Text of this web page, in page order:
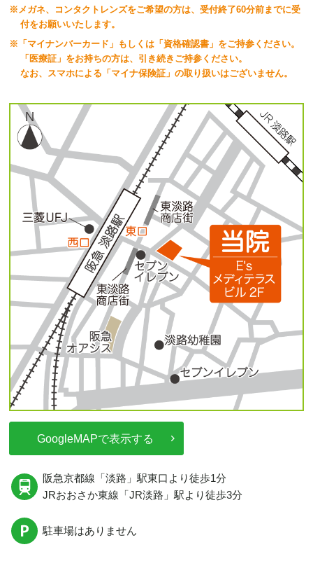
※ メガネ、コンタクトレンズをご希望の方は、受付終了60分前までに受
付をお願いいたします。
※「マイナンバーカード」もしくは「資格確認書」をご持参ください。
「医療証」をお持ちの方は、引き続きご持参ください。
なお、スマホによる「マイナ保険証」の取り扱いはございません。
GoogleMAPで表示する
阪急京都線 「淡路」駅東口より徒歩1分
JRおおさか東線 「JR淡路」駅より徒歩3分
駐車場はありません